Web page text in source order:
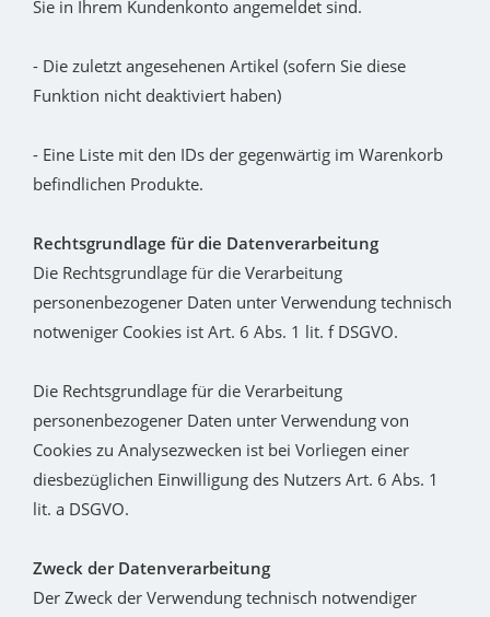
Sie in Ihrem Kundenkonto angemeldet sind.
- Die zuletzt angesehenen Artikel (sofern Sie diese
Funktion nicht deaktiviert haben)
- Eine Liste mit den IDs der gegenwärtig im Warenkorb
befindlichen Produkte.
Rechtsgrundlage für die Datenverarbeitung
Die Rechtsgrundlage für die Verarbeitung
personenbezogener Daten unter Verwendung technisch
notweniger Cookies ist Art. 6 Abs. 1 lit. f DSGVO.
Die Rechtsgrundlage für die Verarbeitung
personenbezogener Daten unter Verwendung von
Cookies zu Analysezwecken ist bei Vorliegen einer
diesbezüglichen Einwilligung des Nutzers Art. 6 Abs. 1
lit. a DSGVO.
Zweck der Datenverarbeitung
Der Zweck der Verwendung technisch notwendiger